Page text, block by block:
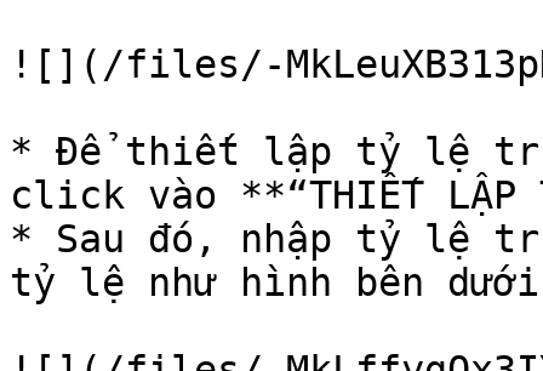
![](/files/-
* Để thiết lập tỷ lệ
click vào **“THIẾT LẬP
* Sau đó, nhập tỷ lệ
tỷ lệ như hình bên